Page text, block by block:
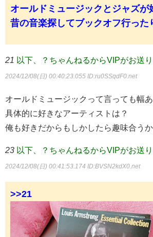
オールドミュージックとジャズが
昔の音楽探してブックオフ行った
21 以下、？ちゃんねるからVIPがお送
2024/12/08(日) 00:40:23.055 ID:ru0SSqdF0.net
オールドミュージックって言っても幅
具体的に好きなアーティストは？
俺も好きだからもしかしたら趣味合う
23 以下、？ちゃんねるからVIPがお送
2024/12/08(日) 00:41:53.174 ID:BVSN2kdX0.net
>>21